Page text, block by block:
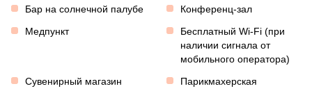
Бар на солнечной палубе
Конференц-зал
Медпункт
Бесплатный Wi-Fi (при
наличии сигнала от
мобильного оператора)
Сувенирный магазин
Парикмахерская